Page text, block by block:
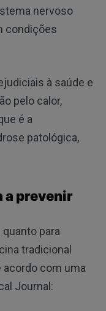
nervoso
condições
à saúde e
pelo calor,
é a
patológica,
a prevenir
para
tradicional
acordo com uma
Journal: